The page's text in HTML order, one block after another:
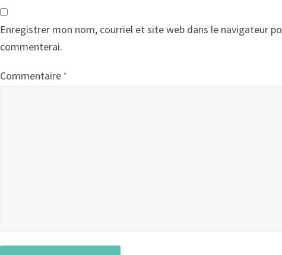
Enregistrer mon nom, courriel et site web dans le navigateur
commenterai.
Commentaire *